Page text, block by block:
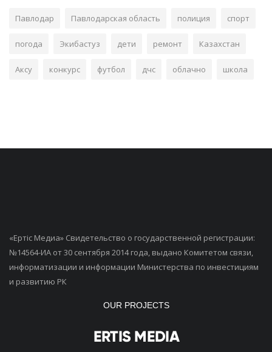
Павлодар Павлодарская область полиция спорт
погода Экибастуз дети ремонт Казахстан
Аксу конкурс футбол дчс облачно школа
«Ертiс Медиа» Свидетельство о государственной регистрации:
№14564-ИА от 30 сентября 2014 года, выдано Комитетом связи,
информатизации и информации Министерства по инвестициям
и развитию РК
OUR PROJECTS